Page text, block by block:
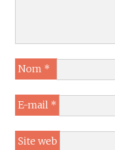
Nom *
E-mail *
Site web